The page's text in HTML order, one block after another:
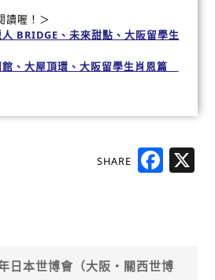
讀喔！＞
BRIDGE、未來甜點、大阪留學生
、大屋頂環、大阪留學生肖恩篇
SHARE
日本世博會（大阪・關西世博